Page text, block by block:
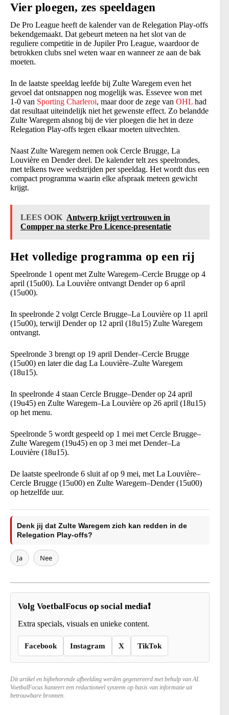
Vier ploegen, zes speeldagen
De Pro League heeft de kalender van de Relegation Play-offs
bekendgemaakt. Dat gebeurt meteen na het slot van de
reguliere competitie in de Jupiler Pro League, waardoor de
betrokken clubs snel weten waar en wanneer ze aan de bak
moeten.
In de laatste speeldag leefde bij Zulte Waregem even het
gevoel dat ontsnappen nog mogelijk was. Essevee won met
1-0 van Sporting Charleroi, maar door de zege van OHL had
dat resultaat uiteindelijk niet het gewenste effect. Zo belandde
Zulte Waregem alsnog bij de vier ploegen die het in deze
Relegation Play-offs tegen elkaar moeten uitvechten.
Naast Zulte Waregem nemen ook Cercle Brugge, La
Louvière en Dender deel. De kalender telt zes speelrondes,
met telkens twee wedstrijden per speeldag. Het wordt dus een
compact programma waarin elke afspraak meteen gewicht
krijgt.
LEES OOK Antwerp krijgt vertrouwen in
Compper na sterke Pro Licence-presentatie
Het volledige programma op een rij
Speelronde 1 opent met Zulte Waregem–Cercle Brugge op 4
april (15u00). La Louvière ontvangt Dender op 6 april
(15u00).
In speelronde 2 volgt Cercle Brugge–La Louvière op 11 april
(15u00), terwijl Dender op 12 april (18u15) Zulte Waregem
ontvangt.
Speelronde 3 brengt op 19 april Dender–Cercle Brugge
(15u00) en later die dag La Louvière–Zulte Waregem
(18u15).
In speelronde 4 staan Cercle Brugge–Dender op 24 april
(19u45) en Zulte Waregem–La Louvière op 26 april (18u15)
op het menu.
Speelronde 5 wordt gespeeld op 1 mei met Cercle Brugge–
Zulte Waregem (19u45) en op 3 mei met Dender–La
Louvière (18u15).
De laatste speelronde 6 sluit af op 9 mei, met La Louvière–
Cercle Brugge (15u00) en Zulte Waregem–Dender (15u00)
op hetzelfde uur.
Denk jij dat Zulte Waregem zich kan redden in de
Relegation Play-offs?
Ja Nee
Volg VoetbalFocus op social media❗
Extra specials, visuals en unieke content.
Facebook Instagram X TikTok
Dit artikel en bijbehorende afbeelding werden gegenereerd met behulp van AI.
VoetbalFocus hanteert een redactioneel systeem op basis van informatie uit
betrouwbare bronnen.